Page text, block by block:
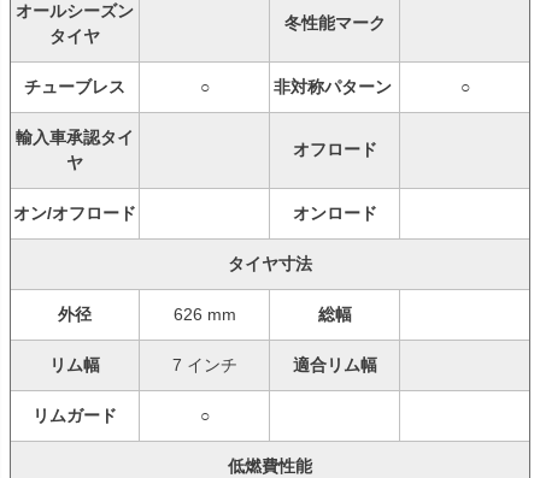
オールシーズン
タイヤ
冬性能マーク
チューブレス ○ 非対称パターン ○
輸入車承認タイ
ヤ
オフロード
オン/オフロード オンロード
タイヤ寸法
外径 626 mm 総幅
リム幅 7 インチ 適合リム幅
リムガード ○
低燃費性能